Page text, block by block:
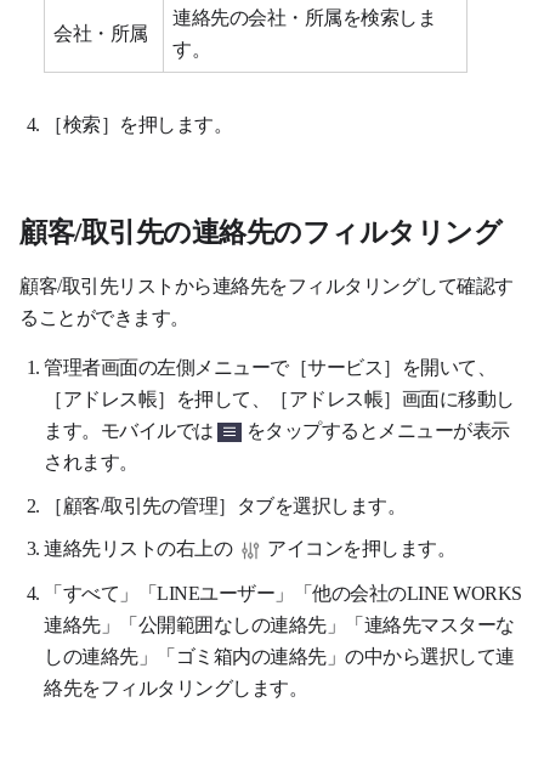
会社・所属
連絡先の会社・所属を検索しま
す。
［検索］を押します。
顧客/取引先の連絡先のフィルタリング
顧客/取引先リストから連絡先をフィルタリングして確認す
ることができます。
管理者画面の左側メニューで［サービス］を開いて、
［アドレス帳］を押して、［アドレス帳］画面に移動し
ます。モバイルでは
をタップするとメニューが表示
されます。
［顧客/取引先の管理］タブを選択します。
連絡先リストの右上の
アイコンを押します。
「すべて」「LINEユーザー」「他の会社のLINE WORKS
連絡先」「公開範囲なしの連絡先」「連絡先マスターな
しの連絡先」「ゴミ箱内の連絡先」の中から選択して連
絡先をフィルタリングします。